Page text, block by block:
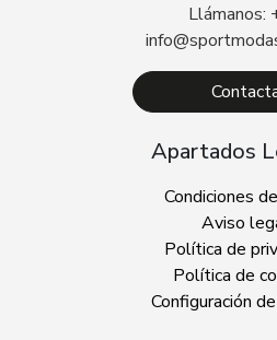
Llámanos:
Apartados
Condiciones
Aviso
Política de
Política de
Configuración